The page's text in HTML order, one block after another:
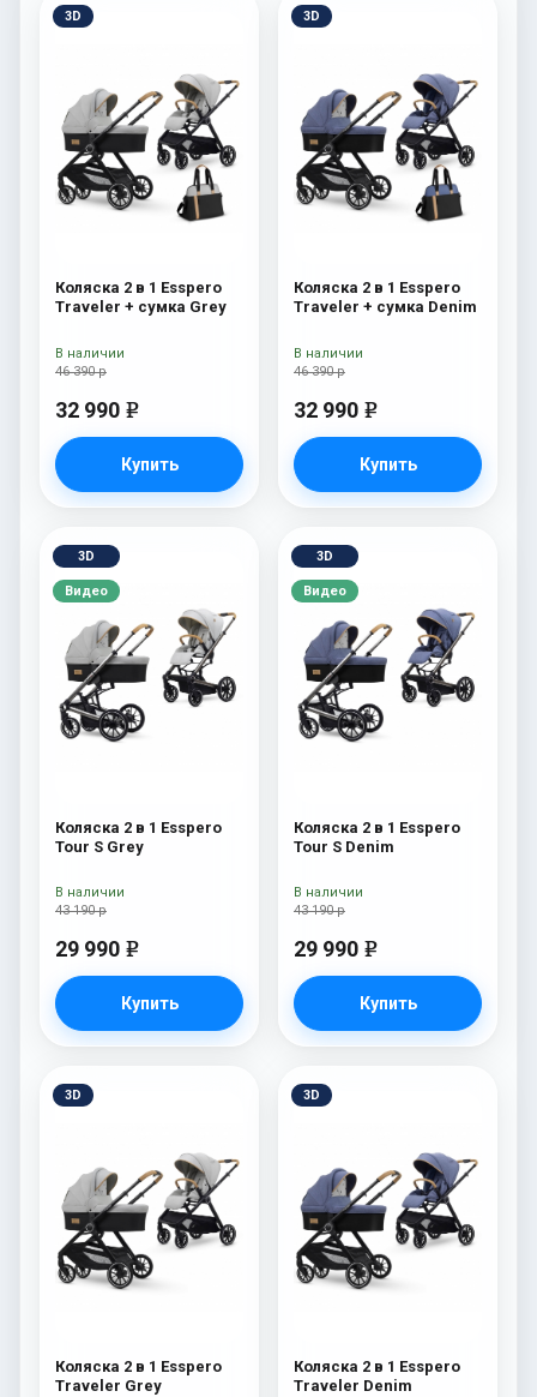
3D
Коляска 2 в 1 Esspero
Traveler + сумка Grey
46 390 р
32 990 e
Купить
В наличии
3D
Коляска 2 в 1 Esspero
Traveler + сумка Denim
46 390 р
32 990 e
Купить
В наличии
3D
Видео
Коляска 2 в 1 Esspero
Tour S Grey
43 190 р
29 990 e
Купить
В наличии
3D
Видео
Коляска 2 в 1 Esspero
Tour S Denim
43 190 р
29 990 e
Купить
В наличии
3D
Коляска 2 в 1 Esspero
Traveler Grey
3D
Коляска 2 в 1 Esspero
Traveler Denim